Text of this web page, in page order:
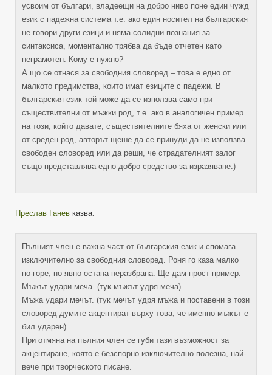
усвоим от българи, владеещи на добро ниво поне един чужд
език с падежна система т.е. ако един носител на българския
не говори други езици и няма солидни познания за
синтаксиса, моментално трябва да бъде отчетен като
неграмотен. Кому е нужно?
А що се отнася за свободния словоред – това е едно от
малкото предимства, които имат езиците с падежи. В
българския език той може да се използва само при
съществителни от мъжки род, т.е. ако в аналогичен пример
на този, който давате, съществителните бяха от женски или
от среден род, авторът щеше да се принуди да не използва
свободен словоред или да реши, че страдателният залог
също представлява едно добро средство за изразяване:)
Преслав Ганев казва:
Пълният член е важна част от българския език и спомага
изключително за свободния словоред. Роня го каза малко
по-горе, но явно остана неразбрана. Ще дам прост пример:
Мъжът удари меча. (тук мъжът удря меча)
Мъжа удари мечът. (тук мечът удря мъжа и поставени в този
словоред думите акцентират върху това, че именно мъжът е
бил ударен)
При отмяна на пълния член се губи тази възможност за
акцентиране, която е безспорно изключително полезна, най-
вече при творческото писане.